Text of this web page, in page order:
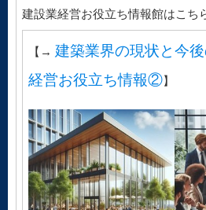
建設業経営お役立ち情報館はこち
【→ 建築業界の現状と今
経営お役立ち情報②】